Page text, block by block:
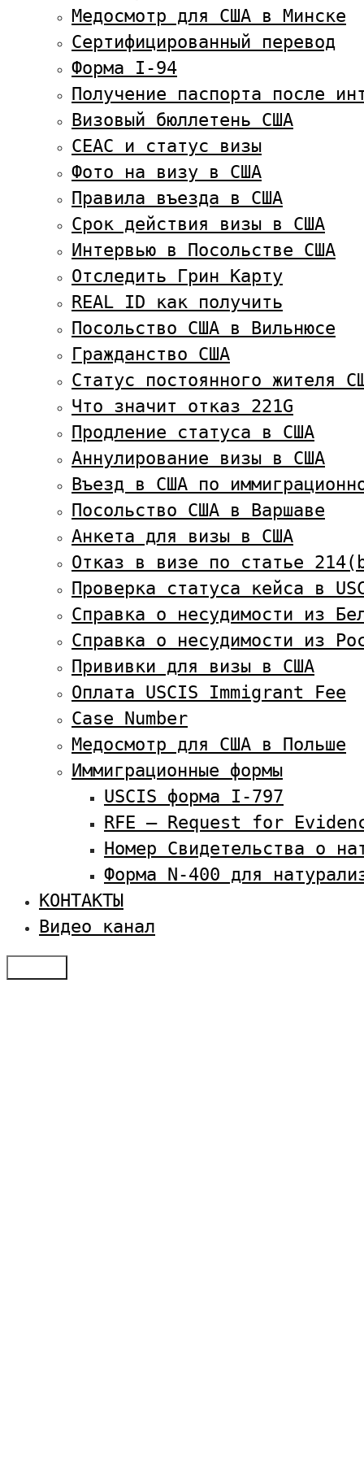
Медосмотр для США в Минске
Сертифицированный перевод
Форма I-94
Получение паспорта после
Визовый бюллетень США
CEAC и статус визы
Фото на визу в США
Правила въезда в США
Срок действия визы в США
Интервью в Посольстве США
Отследить Грин Карту
REAL ID как получить
Посольство США в Вильнюсе
Гражданство США
Статус постоянного жителя
Что значит отказ 221G
Продление статуса в США
Аннулирование визы в США
Въезд в США по
Посольство США в Варшаве
Анкета для визы в США
Отказ в визе по статье
Проверка статуса кейса в
Справка о несудимости из
Справка о несудимости из
Прививки для визы в США
Оплата USCIS Immigrant Fee
Case Number
Медосмотр для США в Польше
Иммиграционные формы
USCIS форма I-797
RFE — Request for
Номер Свидетельства о
Форма N-400 для
КОНТАКТЫ
Видео канал